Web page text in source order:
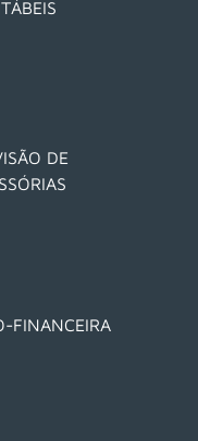
DE
FINANCEIRA